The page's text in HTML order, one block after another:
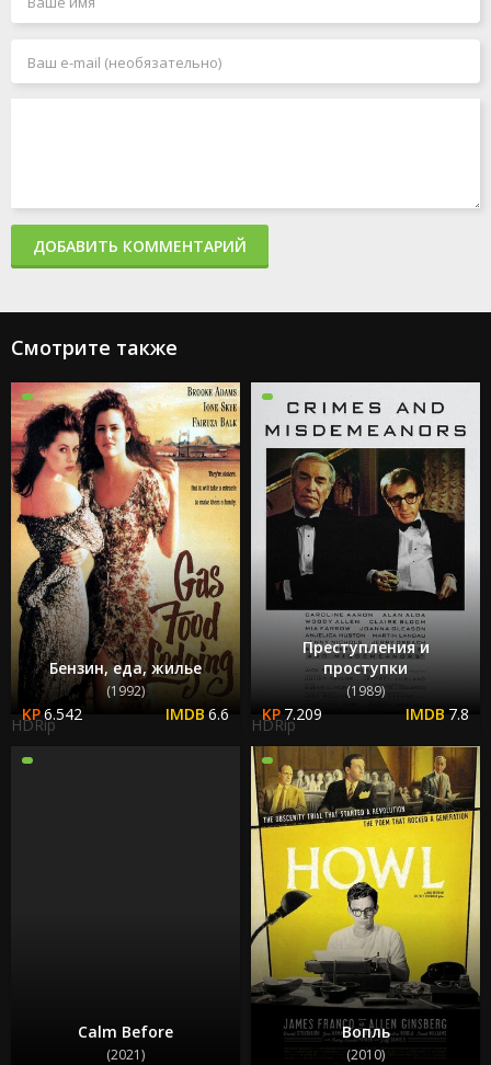
ДОБАВИТЬ КОММЕНТАРИЙ
Смотрите также
Бензин, еда, жилье
(1992)
6.542 6.6
HDRip
Преступления и
проступки
(1989)
7.209 7.8
HDRip
Calm Before
(2021)
Вопль
(2010)